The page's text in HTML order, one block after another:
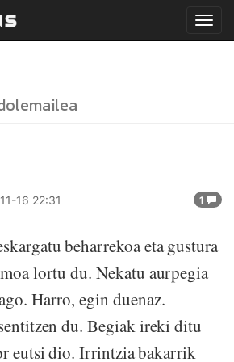
1
16 22:31
beharrekoa eta gustura
lortu du. Nekatu aurpegia
Harro, egin duenaz.
du. Begiak ireki ditu
eutsi dio. Irrintzia bakarrik